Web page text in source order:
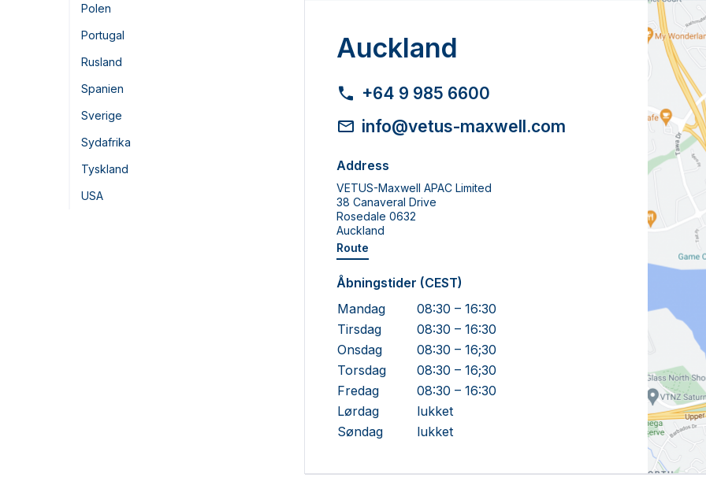
Polen
Portugal
Rusland
Spanien
Sverige
Sydafrika
Tyskland
USA
Auckland
+64 9 985 6600
info@vetus-maxwell.com
Address
VETUS-Maxwell APAC Limited
38 Canaveral Drive
Rosedale 0632
Auckland
Route
Åbningstider (CEST)
Mandag
08:30 – 16:30
Tirsdag
08:30 – 16:30
Onsdag
08:30 – 16;30
Torsdag
08:30 – 16;30
Fredag
08:30 – 16:30
Lørdag
lukket
Søndag
lukket